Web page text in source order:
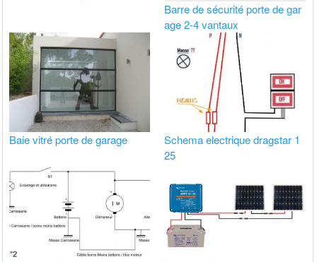
Barre de sécurité porte de gar
age 2-4 vantaux
Baie vitré porte de garage
Schema electrique dragstar 1
25